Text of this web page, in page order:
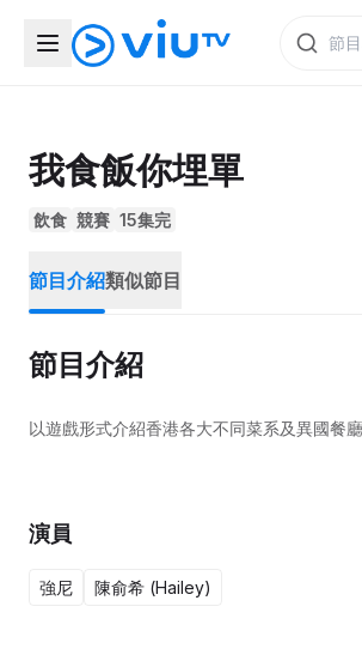
我食飯你埋單
飲食 競賽 15集完
節目介紹類似節目
節目介紹
以遊戲形式介紹香港各大不同菜系及異國餐
演員
強尼 陳俞希 (Hailey)